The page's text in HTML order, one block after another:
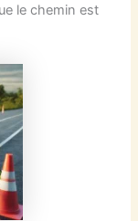
le chemin est